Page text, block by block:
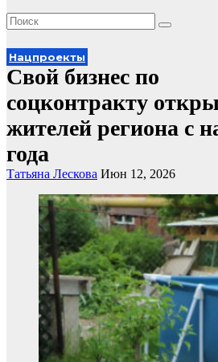
Нацпроекты
Свой бизнес по
соцконтракту
жителей региона с
года
Татьяна Лескова Июн 12, 2026